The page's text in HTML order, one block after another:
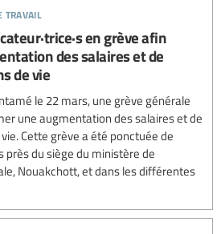
travail
en grève afin
des salaires et de
de vie
le 22 mars, une grève générale
une augmentation des salaires et de
Cette grève a été ponctuée de
du siège du ministère de
Nouakchott, et dans les différentes